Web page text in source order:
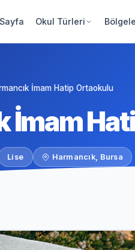
Okul Türleri
İmam Hatip Ortaokulu
İmam
Lise Harmancık, Bursa